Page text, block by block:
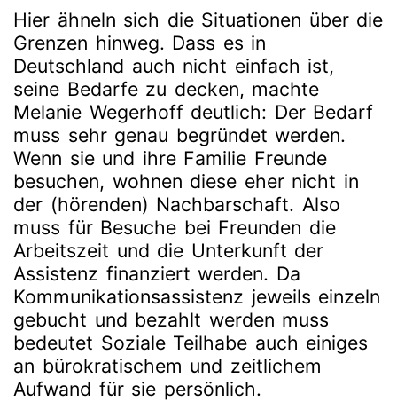
Hier ähneln sich die Situationen über die
Grenzen hinweg. Dass es in
Deutschland auch nicht einfach ist,
seine Bedarfe zu decken, machte
Melanie Wegerhoff deutlich: Der Bedarf
muss sehr genau begründet werden.
Wenn sie und ihre Familie Freunde
besuchen, wohnen diese eher nicht in
der (hörenden) Nachbarschaft. Also
muss für Besuche bei Freunden die
Arbeitszeit und die Unterkunft der
Assistenz finanziert werden. Da
Kommunikationsassistenz jeweils einzeln
gebucht und bezahlt werden muss
bedeutet Soziale Teilhabe auch einiges
an bürokratischem und zeitlichem
Aufwand für sie persönlich.